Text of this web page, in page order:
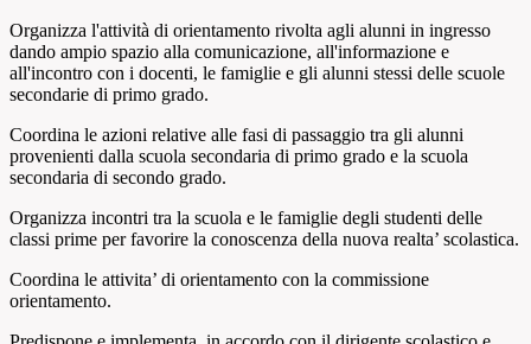
Organizza l'attività di orientamento rivolta agli alunni in ingresso
dando ampio spazio alla comunicazione, all'informazione e
all'incontro con i docenti, le famiglie e gli alunni stessi delle scuole
secondarie di primo grado.
Coordina le azioni relative alle fasi di passaggio tra gli alunni
provenienti dalla scuola secondaria di primo grado e la scuola
secondaria di secondo grado.
Organizza incontri tra la scuola e le famiglie degli studenti delle
classi prime per favorire la conoscenza della nuova realta’ scolastica.
Coordina le attivita’ di orientamento con la commissione
orientamento.